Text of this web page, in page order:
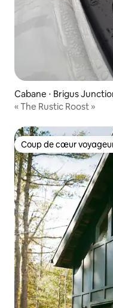
Cabane ⋅ Brigus
« The Rustic Roost »
Coup de cœur
Coup de cœur